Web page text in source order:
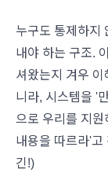
누구도 통제하지
내야 하는 구조.
셔왔는지 겨우
니라, 시스템을 '
으로 우리를 지원
내용을 따르라'고
긴!)